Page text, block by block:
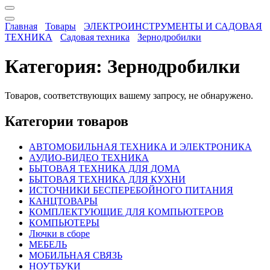
Главная Товары
ЭЛЕКТРОИНСТРУМЕНТЫ И САДОВАЯ
ТЕХНИКА
Садовая техника Зернодробилки
Категория: Зернодробилки
Товаров, соответствующих вашему запросу, не обнаружено.
Категории товаров
АВТОМОБИЛЬНАЯ ТЕХНИКА И ЭЛЕКТРОНИКА
АУДИО-ВИДЕО ТЕХНИКА
БЫТОВАЯ ТЕХНИКА ДЛЯ ДОМА
БЫТОВАЯ ТЕХНИКА ДЛЯ КУХНИ
ИСТОЧНИКИ БЕСПЕРЕБОЙНОГО ПИТАНИЯ
КАНЦТОВАРЫ
КОМПЛЕКТУЮЩИЕ ДЛЯ КОМПЬЮТЕРОВ
КОМПЬЮТЕРЫ
Лючки в сборе
МЕБЕЛЬ
МОБИЛЬНАЯ СВЯЗЬ
НОУТБУКИ